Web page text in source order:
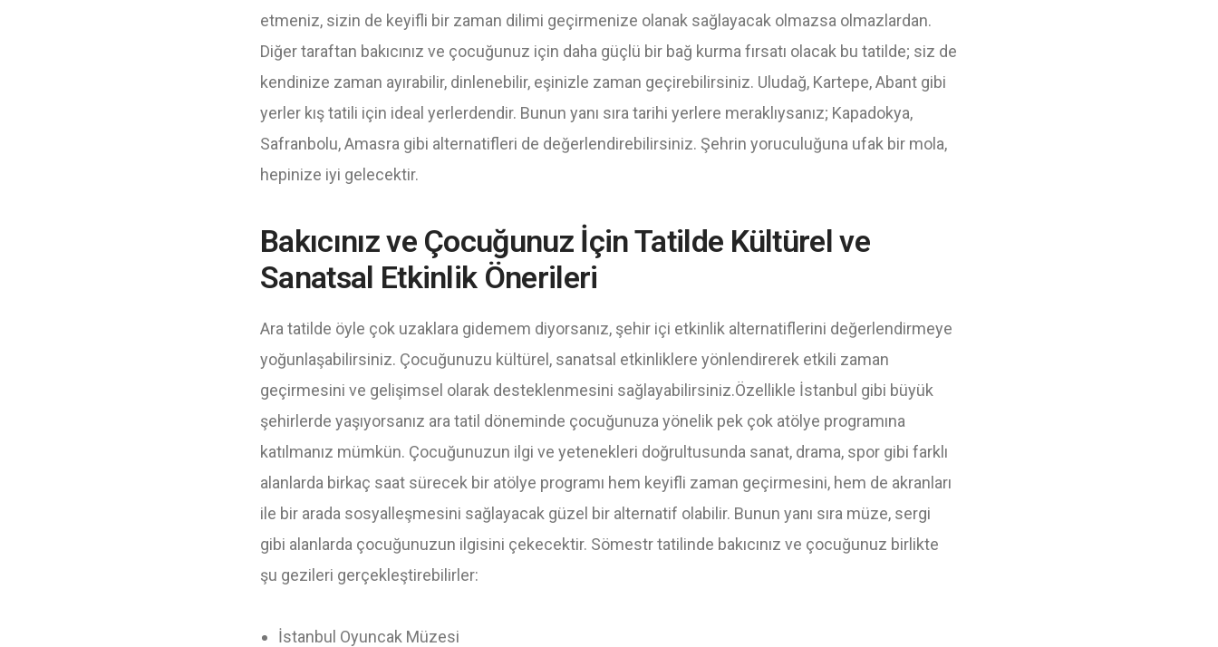
etmeniz, sizin de keyifli bir zaman dilimi geçirmenize olanak sağlayacak olmazsa olmazlardan.
Diğer taraftan bakıcınız ve çocuğunuz için daha güçlü bir bağ kurma fırsatı olacak bu tatilde; siz de
kendinize zaman ayırabilir, dinlenebilir, eşinizle zaman geçirebilirsiniz. Uludağ, Kartepe, Abant gibi
yerler kış tatili için ideal yerlerdendir. Bunun yanı sıra tarihi yerlere meraklıysanız; Kapadokya,
Safranbolu, Amasra gibi alternatifleri de değerlendirebilirsiniz. Şehrin yoruculuğuna ufak bir mola,
hepinize iyi gelecektir.
Bakıcınız ve Çocuğunuz İçin Tatilde Kültürel ve
Sanatsal Etkinlik Önerileri
Ara tatilde öyle çok uzaklara gidemem diyorsanız, şehir içi etkinlik alternatiflerini değerlendirmeye
yoğunlaşabilirsiniz. Çocuğunuzu kültürel, sanatsal etkinliklere yönlendirerek etkili zaman
geçirmesini ve gelişimsel olarak desteklenmesini sağlayabilirsiniz.Özellikle İstanbul gibi büyük
şehirlerde yaşıyorsanız ara tatil döneminde çocuğunuza yönelik pek çok atölye programına
katılmanız mümkün. Çocuğunuzun ilgi ve yetenekleri doğrultusunda sanat, drama, spor gibi farklı
alanlarda birkaç saat sürecek bir atölye programı hem keyifli zaman geçirmesini, hem de akranları
ile bir arada sosyalleşmesini sağlayacak güzel bir alternatif olabilir. Bunun yanı sıra müze, sergi
gibi alanlarda çocuğunuzun ilgisini çekecektir. Sömestr tatilinde bakıcınız ve çocuğunuz birlikte
şu gezileri gerçekleştirebilirler:
İstanbul Oyuncak Müzesi